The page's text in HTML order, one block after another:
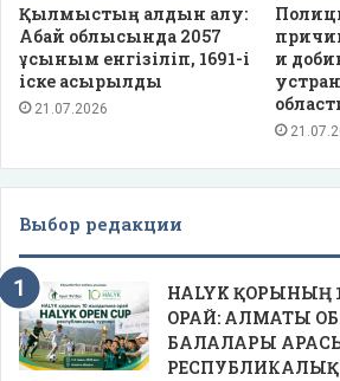
Қылмыстың алдын алу:
Абай облысында 2057
ұсыным енгізіліп, 1691-і
іске асырылды
21.07.2026
и
Выбор редакции
HALYK
ОРАЙ: АЛМАТЫ
БАЛАЛАРЫ
РЕСПУБЛИКАЛЫҚ